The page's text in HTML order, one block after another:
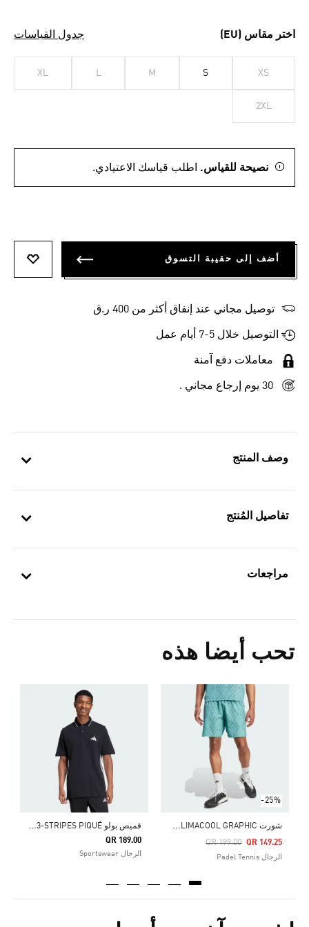
وصف المنتج
تفاصيل المُنتج
مراجعات
تحب أيضا هذه
-25%
ش
ورت CLUB TENNIS CLIMACOOL GRAPHIC
QR 199.00 QR 149.25
الرجال Padel Tennis
ق
ميص بولو ESSENTIALS 3-STRIPES PIQUÉ
QR 189.00
الرجال Sportswear
Price Reduced From
اختر مقاس (EU) جدول القياسات
XS
S
M
L
XL
2XL
نصيحة للقياس. اطلب قياسك الاعتيادي.
أضف إلى حقيبة التسوق
توصيل مجاني عند إنفاق أكثر من 400 ر.ق
التوصيل خلال 5-7 أيام عمل
معاملات دفع آمنة